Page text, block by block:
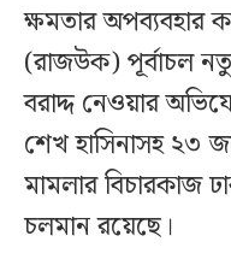
ক্ষমতার অপব্যবহার
(রাজউক) পূর্বাচল
বরাদ্দ নেওয়ার
শেখ হাসিনাসহ ২৩
মামলার বিচারকাজ
চলমান রয়েছে।